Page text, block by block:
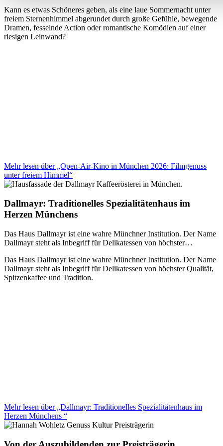
Kann es etwas Schöneres geben, als eine laue Sommernacht unter
freiem Sternenhimmel abgerundet durch große Gefühle, bewegende
Dramen, fesselnde Action oder romantische Komödien auf einer
riesigen Leinwand?
Mehr lesen über „Open-Air-Kino in München 2026: Filmgenuss
unter freiem Himmel“
Dallmayr: Traditionelles Spezialitätenhaus im
Herzen Münchens
Das Haus Dallmayr ist eine wahre Münchner Institution. Der Name
Dallmayr steht als Inbegriff für Delikatessen von höchster…
Das Haus Dallmayr ist eine wahre Münchner Institution. Der Name
Dallmayr steht als Inbegriff für Delikatessen von höchster Qualität,
Spitzenkaffee und Tradition.
Mehr lesen über „Dallmayr: Traditionelles Spezialitätenhaus im
Herzen Münchens “